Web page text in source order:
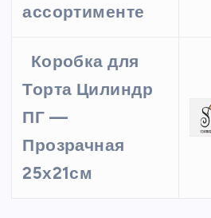
ассортименте
Коробка для
Торта Цилиндр
ПГ —
Прозрачная
25х21см